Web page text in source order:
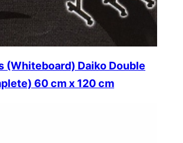
(Whiteboard) Daiko Double
60 cm x 120 cm